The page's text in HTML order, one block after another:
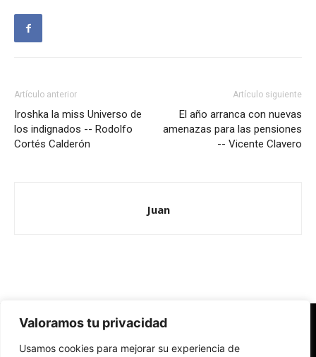
Valoramos tu privacidad
Usamos cookies para mejorar su experiencia de
Artículo anterior
Iroshka la miss Universo de
los indignados -- Rodolfo
Cortés Calderón
Artículo siguiente
El año arranca con nuevas
amenazas para las pensiones
-- Vicente Clavero
Juan
Redes Cristianas
Una mirada alternativa sobre la Iglesia católica y la sociedad